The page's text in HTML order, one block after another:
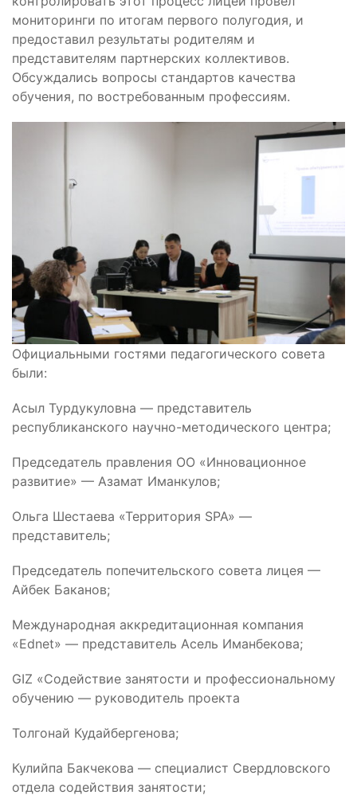
мониторинги по итогам первого полугодия, и
предоставил результаты родителям и
представителям партнерских коллективов.
Обсуждались вопросы стандартов качества
обучения, по востребованным профессиям.
Официальными гостями педагогического совета
были:
Асыл Турдукуловна — представитель
республиканского научно-методического центра;
Председатель правления ОО «Инновационное
развитие» — Азамат Иманкулов;
Ольга Шестаева «Территория SPA» —
представитель;
Председатель попечительского совета лицея —
Айбек Баканов;
Международная аккредитационная компания
«Ednet» — представитель Асель Иманбекова;
GIZ «Содействие занятости и профессиональному
обучению — руководитель проекта
Толгонай Кудайбергенова;
Кулийпа Бакчекова — специалист Свердловского
отдела содействия занятости;